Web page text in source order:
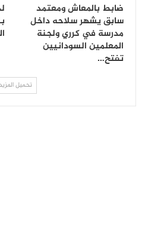
ضابط بالمعاش ومعتمد
سابق يشهر سلاحه داخل
مدرسة في كرري ولجنة
المعلمين السودانيين
تفتح…
تحميل